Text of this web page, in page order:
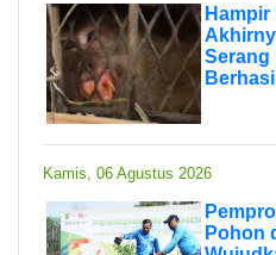
Serang
Kamis, 06 Agustus 2026
Pohon